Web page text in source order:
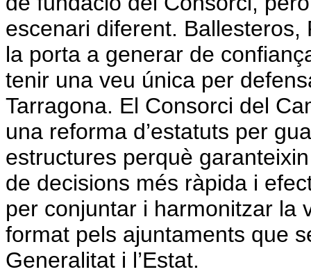
escenari diferent.
la porta a generar de
tenir una veu única per
Tarragona. El Consorci del
una reforma d’estatuts per
estructures perquè
de decisions més ràpida i
per conjuntar i harmonitzar la
format pels ajuntaments que
Generalitat i l’Estat.